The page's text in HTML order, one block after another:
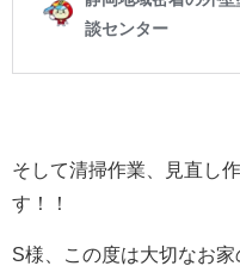
そして清掃作業、見直し
す！！
S様、この度は大切なお